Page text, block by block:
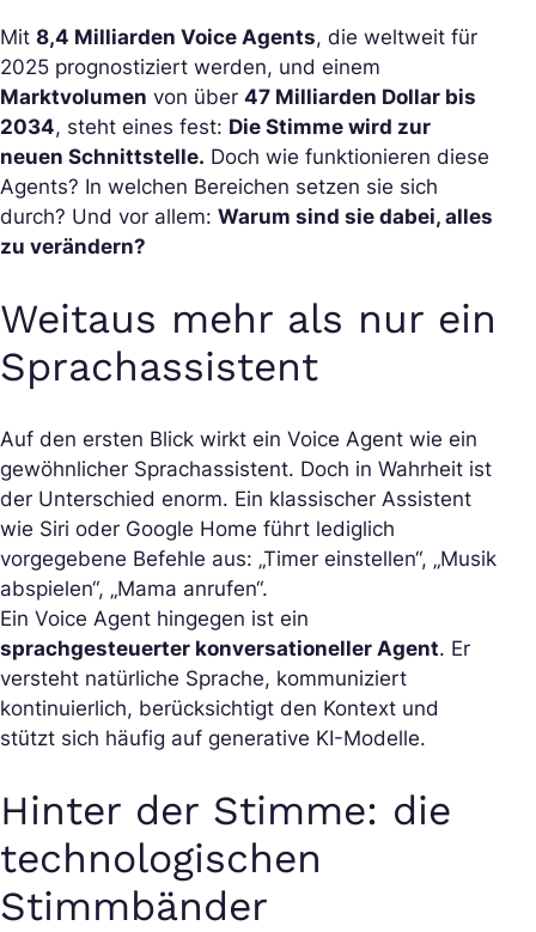
Mit 8,4 Milliarden Voice Agents, die weltweit für
2025 prognostiziert werden, und einem
Marktvolumen von über 47 Milliarden Dollar bis
2034, steht eines fest: Die Stimme wird zur
neuen Schnittstelle. Doch wie funktionieren diese
Agents? In welchen Bereichen setzen sie sich
durch? Und vor allem: Warum sind sie dabei, alles
zu verändern?
Weitaus mehr als nur ein
Sprachassistent
Auf den ersten Blick wirkt ein Voice Agent wie ein
gewöhnlicher Sprachassistent. Doch in Wahrheit ist
der Unterschied enorm. Ein klassischer Assistent
wie Siri oder Google Home führt lediglich
vorgegebene Befehle aus: „Timer einstellen“, „Musik
abspielen“, „Mama anrufen“.
Ein Voice Agent hingegen ist ein
sprachgesteuerter konversationeller Agent. Er
versteht natürliche Sprache, kommuniziert
kontinuierlich, berücksichtigt den Kontext und
stützt sich häufig auf generative KI-Modelle.
Hinter der Stimme: die
technologischen
Stimmbänder